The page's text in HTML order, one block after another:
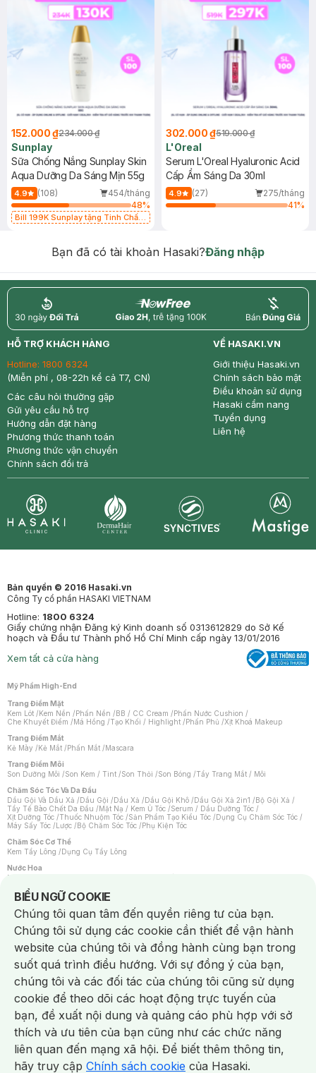
152.000 ₫234.000 ₫
Sunplay
Sữa Chống Nắng Sunplay Skin
Aqua Dưỡng Da Sáng Mịn 55g
4.9 (108)
454/tháng
48%
Bill 199K Sunplay tặng Tinh Chất
302.000 ₫519.000 ₫
L'Oreal
Serum L'Oreal Hyaluronic Acid
Cấp Ẩm Sáng Da 30ml
4.9 (27)
275/tháng
41%
Bạn đã có tài khoản Hasaki?Đăng nhập
return nowfree price
HỖ TRỢ KHÁCH HÀNG
Hotline: 1800 6324
(Miễn phí , 08-22h kể cả T7, CN)
Các câu hỏi thường gặp
Gửi yêu cầu hỗ trợ
Hướng dẫn đặt hàng
Phương thức thanh toán
Phương thức vận chuyển
Chính sách đổi trả
VỀ HASAKI.VN
Giới thiệu Hasaki.vn
Chính sách bảo mật
Điều khoản sử dụng
Hasaki cẩm nang
Tuyển dụng
Liên hệ
Bản quyền © 2016 Hasaki.vn
Công Ty cổ phần HASAKI VIETNAM
Hotline: 1800 6324
Giấy chứng nhận Đăng ký Kinh doanh số 0313612829 do Sở Kế
hoạch và Đầu tư Thành phố Hồ Chí Minh cấp ngày 13/01/2016
Xem tất cả cửa hàng
Mỹ Phẩm High-End
Trang Điểm Mặt
Kem Lót /Kem Nền /Phấn Nền /BB / CC Cream /Phấn Nước Cushion /
Che Khuyết Điểm /Má Hồng /Tạo Khối / Highlight /Phấn Phủ /Xịt Khoá Makeup
Trang Điểm Mắt
Kẻ Mày /Kẻ Mắt /Phấn Mắt /Mascara
Trang Điểm Môi
Son Dưỡng Môi /Son Kem / Tint /Son Thỏi /Son Bóng /Tẩy Trang Mắt / Môi
Chăm Sóc Tóc Và Da Đầu
Dầu Gội Và Dầu Xả /Dầu Gội /Dầu Xả /Dầu Gội Khô /Dầu Gội Xả 2in1 /Bộ Gội Xả /
Tẩy Tế Bào Chết Da Đầu /Mặt Nạ / Kem Ủ Tóc /Serum / Dầu Dưỡng Tóc /
Xịt Dưỡng Tóc /Thuốc Nhuộm Tóc /Sản Phẩm Tạo Kiểu Tóc /Dụng Cụ Chăm Sóc Tóc /
Máy Sấy Tóc /Lược /Bộ Chăm Sóc Tóc /Phụ Kiện Tóc
Chăm Sóc Cơ Thể
Kem Tẩy Lông /Dụng Cụ Tẩy Lông
Nước Hoa
Nước Hoa Nữ
Chăm Sóc Cá Nhân
Chống Muỗi /Khẩu Trang /Máy Massage/Mặt Nạ Xông Hơi /Nước Rửa Tay/
Sản Phẩm Chăm Sóc Khác /Bàn Chải Đánh Răng /Bàn Chải Điện/
Hỗ Trợ Trắng Răng/Kem Đánh Răng /Máy Tăm Nước/ Nước Súc Miệng/
Tăm / Chỉ Nha Khoa/ Xịt Thơm Miệng / Dung Dịch Vệ Sinh/Dưỡng Vùng Kín/
Khăn Ướt Vệ Sinh Vùng Kín/Băng Vệ Sinh/Tampon/Bọt Cạo Râu /Dao Cạo Râu/
Máy Cạo Râu
Vấn Đề Về Da
Da Dầu / Lỗ Chân Lông To/ Da Khô / Mất Nước/ Da Lão Hóa/ Da Mụn/
Da Nhạy Cảm / Kích Ứng
Da Xỉn Màu Thâm / Nám / Tàn Nhang
Quầng Thâm & Bọng Mắt /Sẹo /Viêm Da Cơ Địa
Dụng Cụ / Phụ Kiện Chăm Sóc Da
Bông Tẩy Trang
Khăn Lau Mặt Khô Dụng Cụ / Máy Rửa Mặt Máy Chăm Sóc Da
Dụng Cụ Chăm Sóc Khác
BIỂU NGỮ COOKIE
Notice about cookies usage
Chúng tôi quan tâm đến quyền riêng tư của bạn.
Chúng tôi sử dụng các cookie cần thiết để vận hành
website của chúng tôi và đồng hành cùng bạn trong
suốt quá trình điều hướng. Với sự đồng ý của bạn,
chúng tôi và các đối tác của chúng tôi cũng sử dụng
cookie để theo dõi các hoạt động trực tuyến của
bạn, đề xuất nội dung và quảng cáo phù hợp với sở
thích và ưu tiên của bạn cũng như các chức năng
liên quan đến mạng xã hội. Để biết thêm thông tin,
hãy truy cập Chính sách cookie của Hasaki.